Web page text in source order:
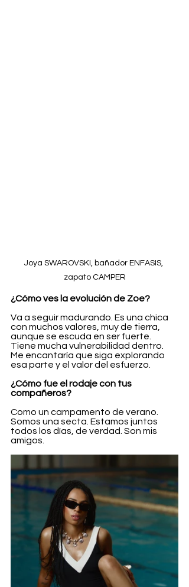
Joya SWAROVSKI, bañador ENFASIS,
zapato CAMPER
¿Cómo ves la evolución de Zoe?
Va a seguir madurando. Es una chica
con muchos valores, muy de tierra,
aunque se escuda en ser fuerte.
Tiene mucha vulnerabilidad dentro.
Me encantaría que siga explorando
esa parte y el valor del esfuerzo.
¿Cómo fue el rodaje con tus
compañeros?
Como un campamento de verano.
Somos una secta. Estamos juntos
todos los días, de verdad. Son mis
amigos.